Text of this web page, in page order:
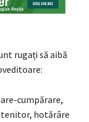
rugați să aibă
cumpărare,
hotărâre